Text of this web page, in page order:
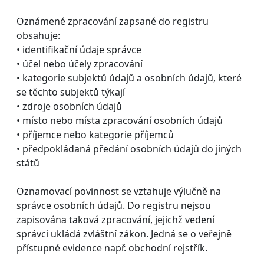
Oznámené zpracování zapsané do registru
obsahuje:
• identifikační údaje správce
• účel nebo účely zpracování
• kategorie subjektů údajů a osobních údajů, které
se těchto subjektů týkají
• zdroje osobních údajů
• místo nebo místa zpracování osobních údajů
• příjemce nebo kategorie příjemců
• předpokládaná předání osobních údajů do jiných
států
Oznamovací povinnost se vztahuje výlučně na
správce osobních údajů. Do registru nejsou
zapisována taková zpracování, jejichž vedení
správci ukládá zvláštní zákon. Jedná se o veřejně
přístupné evidence např. obchodní rejstřík.